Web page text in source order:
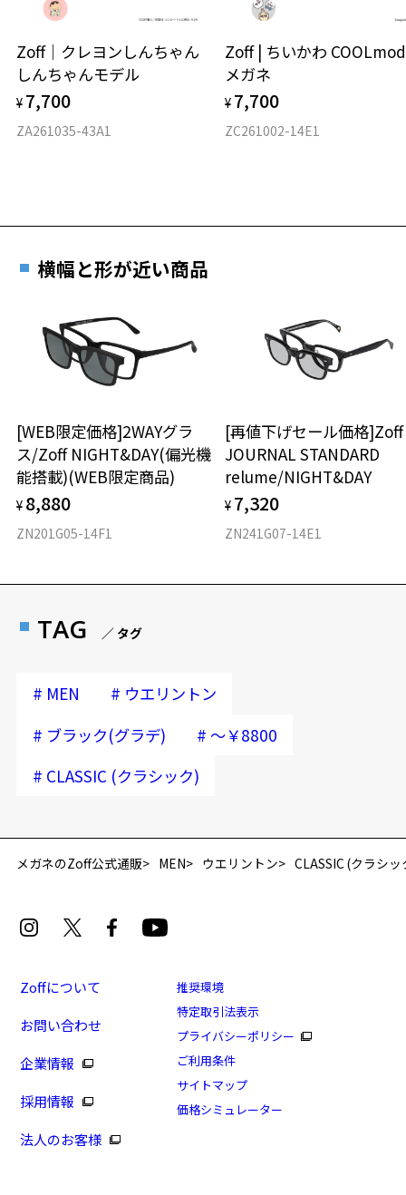
材質
Zoff｜クレヨンしんちゃん
しんちゃんモデル
¥ 7,700
ZA261035-43A1
Zoff | ちいかわ
メガネ
¥ 7,700
ZC261002-14E1
横幅と形が近い商品
[WEB限定価格]2WAYグラ
ス/Zoff NIGHT&DAY(偏光機
能搭載)(WEB限定商品)
¥ 8,880
ZN201G05-14F1
[再値下げセール価格
JOURNAL STANDARD
relume/NIGHT&DAY
¥ 7,320
ZN241G07-14E1
TAG ／ タグ
# MEN # ウエリントン
# ブラック(グラデ) # ～￥8800
# CLASSIC (クラシック)
メガネのZoff公式通販 MEN ウエリントン CLASSIC (クラシッ
Zoffについて
お問い合わせ
企業情報
採用情報
法人のお客様
推奨環境
特定取引法表示
プライバシーポリシー
ご利用条件
サイトマップ
価格シミュレーター